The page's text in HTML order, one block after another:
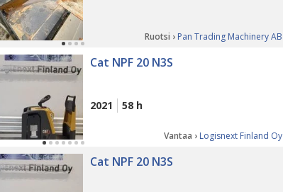
Ruotsi › Pan Trading Machinery AB
Cat NPF 20 N3S
2021 58 h
Vantaa › Logisnext Finland Oy
Cat NPF 20 N3S